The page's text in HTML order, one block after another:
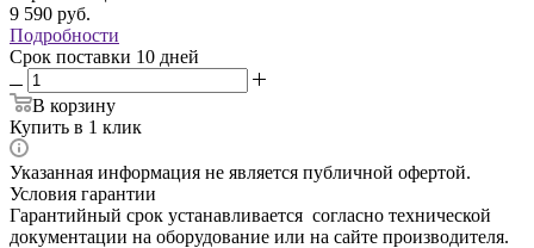
9 590 руб.
Подробности
Срок поставки 10 дней
В корзину
Купить в 1 клик
Указанная информация не является публичной офертой.
Условия гарантии
Гарантийный срок устанавливается согласно технической
документации на оборудование или на сайте производителя.